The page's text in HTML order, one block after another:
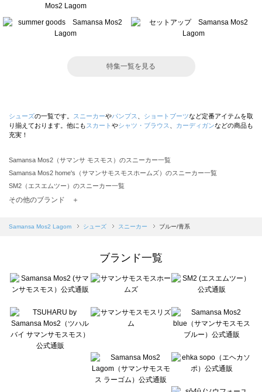
特集一覧を見る
シューズの一覧です。 スニーカーやパンプス ショートブーツなど定番アイテムを取
り揃えております。他にも スカート やシャツ・ブラウス カーディガンなどの商品も
充実！
Samansa Mos2（サマンサ モスモス）のスニーカー一覧
Samansa Mos2 home's（サマンサモスモスホームズ）のスニーカー一覧
SM2（エスエムツー）のスニーカー一覧
TSUHARU by Samansa Mos2（ツハルバイサマンサモスモス）のスニーカー一覧
Samansa Mos2 blue（サマンサモスモス ブルー）のスニーカー一覧
sō4ū（ソウフォーユー）のスニーカー一覧
Te chichi（テチチ）のスニーカー一覧
Te chichi CLASSIC（テチチ クラシック）のスニーカー一覧
Lugnoncure（ルノンキュール）のスニーカー一覧
BETTY'S BLUE（べティーズブルー）のスニーカー一覧
Wpc.（ワールドパーティー）のスニーカー一覧
その他のブランド ＋
Samansa Mos2 Lagom シューズ スニーカー ブルー/青系
ブランド一覧